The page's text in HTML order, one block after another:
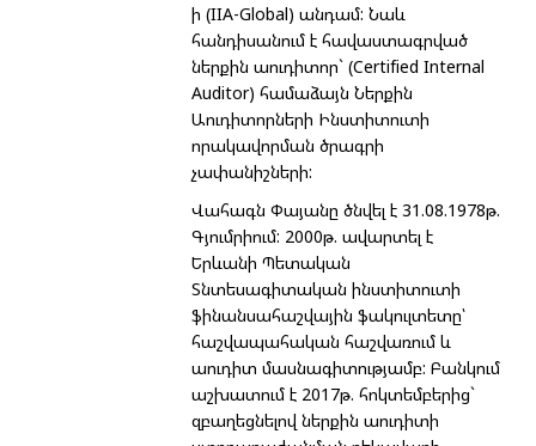
ի (IIA-Global) անդամ: Նաև
հանդիսանում է հավաստագրված
ներքին աուդիտոր` (Certified Internal
Auditor) համաձայն Ներքին
Աուդիտորների Ինստիտուտի
որակավորման ծրագրի
չափանիշների:
Վահագն Փայանը ծնվել է 31.08.1978թ.
Գյումրիում: 2000թ. ավարտել է
Երևանի Պետական
Տնտեսագիտական ինստիտուտի
ֆինանսահաշվային ֆակուլտետը՝
հաշվապահական հաշվառում և
աուդիտ մասնագիտությամբ: Բանկում
աշխատում է 2017թ. հոկտեմբերից`
զբաղեցնելով ներքին աուդիտի